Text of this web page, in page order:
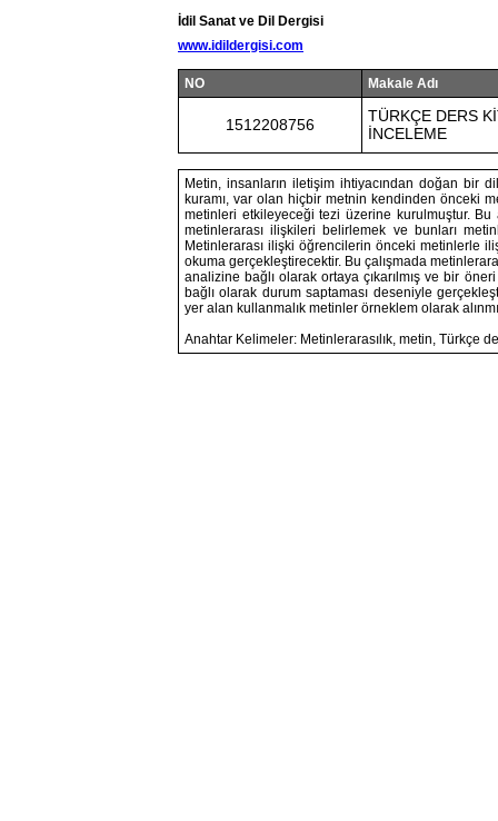
İdil Sanat ve Dil Dergisi
www.idildergisi.com
NO Makale Adı
1512208756
TÜRKÇE DERS
İNCELEME
Metin, insanların iletişim ihtiyacından doğan bir dil
kuramı, var olan hiçbir metnin kendinden önceki
metinleri etkileyeceği tezi üzerine kurulmuştur. Bu
metinlerarası ilişkileri belirlemek ve bunları
Metinlerarası ilişki öğrencilerin önceki metinlerle
okuma gerçekleştirecektir. Bu çalışmada
analizine bağlı olarak ortaya çıkarılmış ve bir
bağlı olarak durum saptaması deseniyle
yer alan kullanmalık metinler örneklem olarak
Anahtar Kelimeler: Metinlerarasılık, metin, Türkçe